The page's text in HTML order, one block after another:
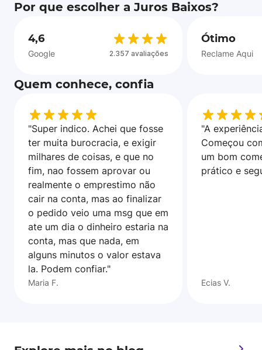
Por que escolher a Juros Baixos?
4,6
Google 2.357 avaliações
Ótimo
Reclame Aqui
Quem conhece, confia
"Super indico. Achei que fosse
ter muita burocracia, e exigir
milhares de coisas, e que no
fim, nao fossem aprovar ou
realmente o emprestimo não
cair na conta, mas ao finalizar
o pedido veio uma msg que em
ate um dia o dinheiro estaria na
conta, mas que nada, em
alguns minutos o valor estava
la. Podem confiar."
Maria F.
"A
Começou
um bom
prático e
Ecias V.